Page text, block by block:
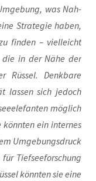
was Nah­
Stra­te­gie haben,
fin­den – viel­leicht
die in der Nähe der
Rüs­sel. Denk­ba­re
las­sen sich jedoch
mög­lich
könn­ten ein inter­nes
Umge­bungs­druck
Tief­see­for­schung
könn­ten sie eine